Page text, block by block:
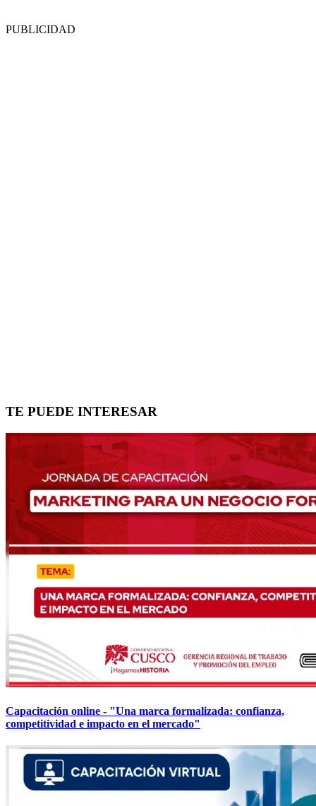
PUBLICIDAD
TE PUEDE INTERESAR
Capacitación online - "Una marca formalizada: confianza,
competitividad e impacto en el mercado"